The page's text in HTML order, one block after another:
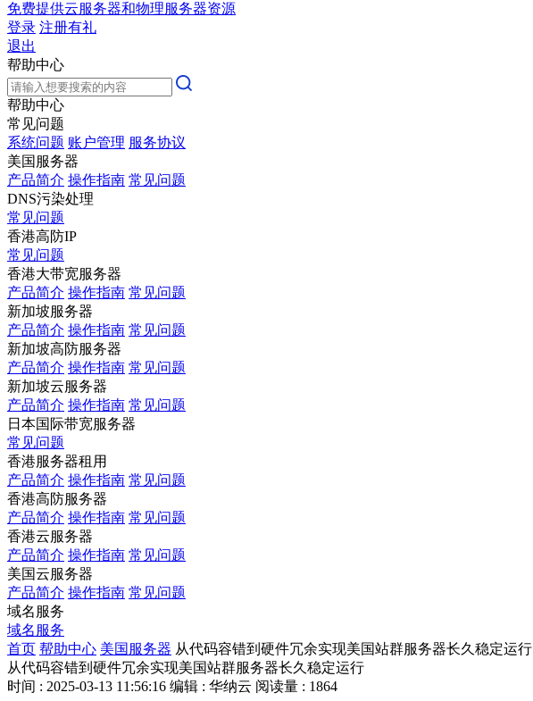
免费提供云服务器和物理服务器资源
登录 注册有礼
退出
帮助中心
帮助中心
常见问题
系统问题 账户管理 服务协议
美国服务器
产品简介 操作指南 常见问题
DNS污染处理
常见问题
香港高防IP
常见问题
香港大带宽服务器
产品简介 操作指南 常见问题
新加坡服务器
产品简介 操作指南 常见问题
新加坡高防服务器
产品简介 操作指南 常见问题
新加坡云服务器
产品简介 操作指南 常见问题
日本国际带宽服务器
常见问题
香港服务器租用
产品简介 操作指南 常见问题
香港高防服务器
产品简介 操作指南 常见问题
香港云服务器
产品简介 操作指南 常见问题
美国云服务器
产品简介 操作指南 常见问题
域名服务
域名服务
首页 帮助中心 美国服务器 从代码容错到硬件冗余实现美国站群服务器长久稳定运行
从代码容错到硬件冗余实现美国站群服务器长久稳定运行
时间 : 2025-03-13 11:56:16 编辑 : 华纳云 阅读量 : 1864